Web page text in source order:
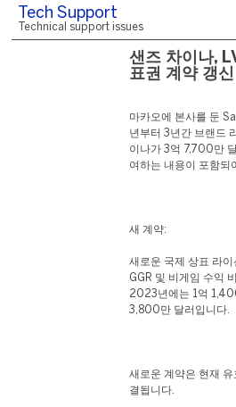
Tech Support
Technical support issues
샌즈 차이나,
표권 계약 갱신
마카오에 본사를 둔
년부터 3년간 브랜드
이나가 3억 7,700만
여하는 내용이 포함되
새 계약:
새로운 국제 상표 라
GGR 및 비게임 수익
2023년에는 1억
3,800만 달러입니다.
새로운 계약은 현재 유
결됩니다.